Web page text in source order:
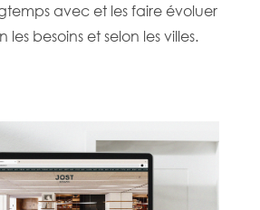
avec et les faire évoluer
besoins et selon les villes.